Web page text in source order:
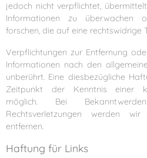
jedoch nicht verpflichtet,
Informationen zu überwachen
forschen, die auf eine rechtswidrige
Verpflichtungen zur Entfernung
Informationen nach den
unberührt. Eine diesbezügliche
Zeitpunkt der Kenntnis einer
möglich. Bei
Rechtsverletzungen werden
entfernen.
Haftung für Links